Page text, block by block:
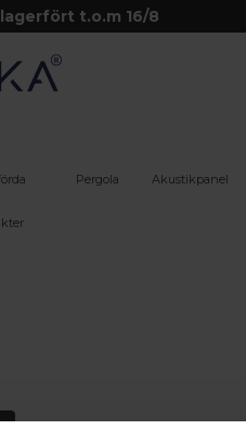
t.o.m 16/8
Pergola Akustikpanel